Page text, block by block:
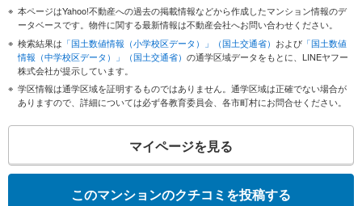
本ページはYahoo!不動産への過去の掲載情報などから作成したマンション情報のデ
ータベースです。物件に関する最新情報は不動産会社へお問い合わせください。
検索結果は 「国土数値情報（小学校区データ）」（国土交通省） および 「国土数値
情報（中学校区データ）」（国土交通省） の通学区域データをもとに、LINEヤフー
株式会社が提示しています。
学区情報は通学区域を証明するものではありません。通学区域は正確でない場合が
ありますので、詳細については必ず各教育委員会、各市町村にお問合せください。
マイページを見る
このマンションのクチコミを投稿する